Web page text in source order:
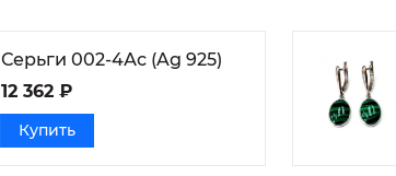
Серьги 002-4Ас (Ag 925)
12 362 ₽
Купить